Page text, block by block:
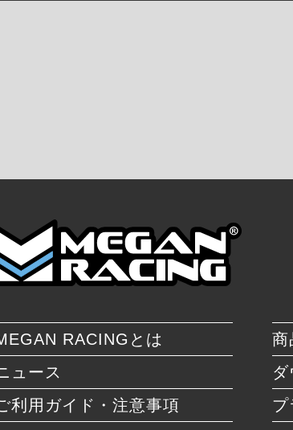
RACINGとは
商
ュース
利用ガイド・注意事項 プ